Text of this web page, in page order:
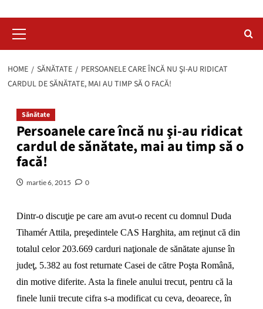
Menu
HOME SĂNĂTATE
PERSOANELE CARE ÎNCĂ NU ŞI-AU RIDICAT
CARDUL DE SĂNĂTATE, MAI AU TIMP SĂ O FACĂ!
Sănătate
Persoanele care încă nu şi-au ridicat
cardul de sănătate, mai au timp să o
facă!
martie 6, 2015 0
Dintr-o discuţie pe care am avut-o recent cu domnul Duda
Tihamér Attila, preşedintele CAS Harghita, am reţinut că din
totalul celor 203.669 carduri naţionale de sănătate ajunse în
judeţ, 5.382 au fost returnate Casei de către Poşta Română,
din motive diferite. Asta la finele anului trecut, pentru că la
finele lunii trecute cifra s-a modificat cu ceva, deoarece, în